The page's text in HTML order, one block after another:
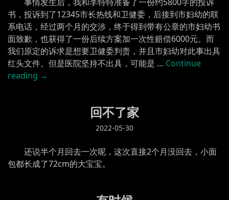
书，投诉到了12345市长热线和卫健委，后接到市妇幼的联
系电话，经过两个月的交涉，终于得到带有公章的市妇幼书
面致歉，也获得了一份后续方案加一次性赔偿6000元。而
我们原定的诉求是想要卫健委判责，并且市妇幼对此事出具
红头文件。但是医院坚持不出具，可能是 … Continue
reading
第
一
→
回不了家
2022-05-30
还说半个月回去一次呢，这次直接2个月没回去，小面
包都长成了72cm的大宝宝。